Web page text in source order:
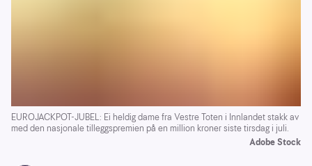
EUROJACKPOT-JUBEL: Ei heldig dame fra Vestre Toten i Innlandet stakk av
med den nasjonale tilleggspremien på en million kroner siste tirsdag i juli.
Adobe Stock